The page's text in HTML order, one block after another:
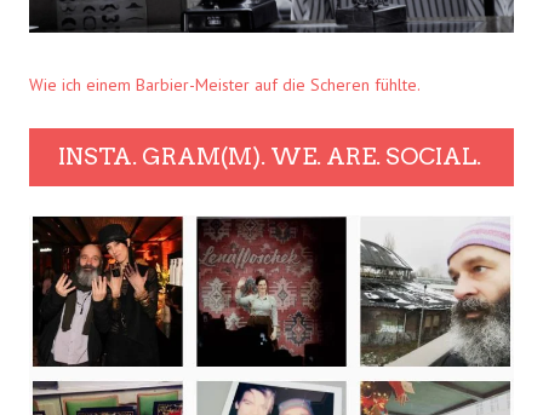
Wie ich einem Barbier-Meister auf die Scheren fühlte.
INSTA. GRAM(M). WE. ARE. SOCIAL.